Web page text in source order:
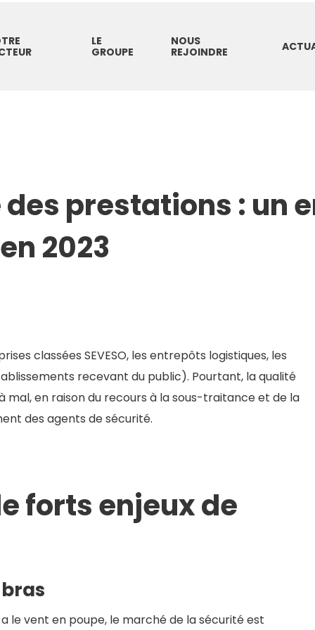
LE
GROUPE
NOUS
REJOINDRE
prestations : un
2023
classées SEVESO, les entrepôts logistiques, les
recevant du public). Pourtant, la qualité
en raison du recours à la sous-traitance et de la
des agents de sécurité.
forts enjeux de
le vent en poupe, le marché de la sécurité est